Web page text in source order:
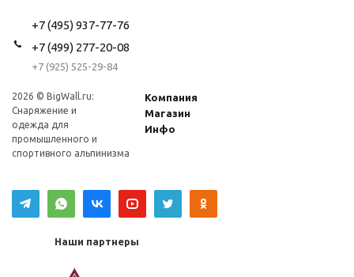
+7 (495) 937-77-76
+7 (499) 277-20-08
+7 (925) 525-29-84
2026 © BigWall.ru:
Снаряжение и
одежда для
промышленного и
спортивного альпинизма
Компания
Магазин
Инфо
Наши партнеры